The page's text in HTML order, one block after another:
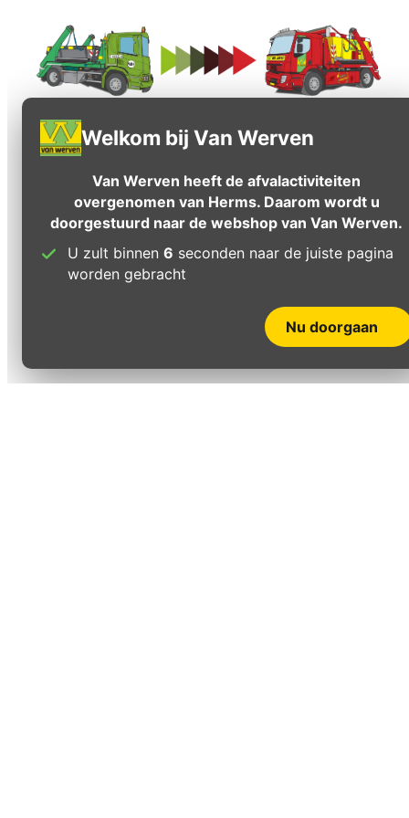
Welkom bij Van Werven
Van Werven heeft de afvalactiviteiten
overgenomen van Herms. Daarom wordt u
doorgestuurd naar de webshop van Van Werven.
U zult binnen 6 seconden naar de juiste pagina
worden gebracht
Nu doorgaan